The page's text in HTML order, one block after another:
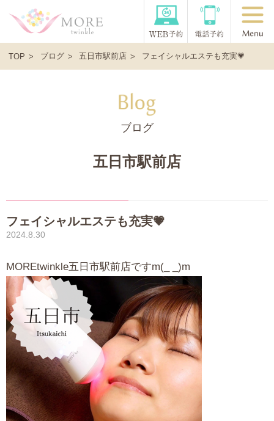
TOP ブログ 五日市駅前店 フェイシャルエステも充実💗
ブログ
五日市駅前店
フェイシャルエステも充実💗
2024.8.30
MOREtwinkle五日市駅前店ですm(_ _)m